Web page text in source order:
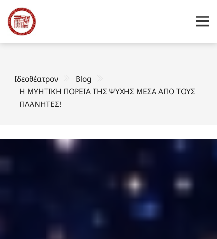
Ιδεοθέατρον
Blog
Η ΜΥΗΤΙΚΗ ΠΟΡΕΙΑ ΤΗΣ ΨΥΧΗΣ ΜΕΣΑ ΑΠΟ ΤΟΥΣ
ΠΛΑΝΗΤΕΣ!